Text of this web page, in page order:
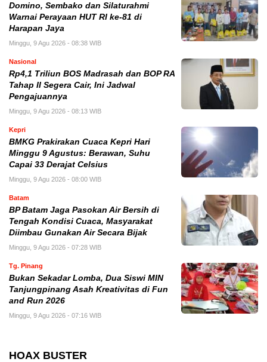
Domino, Sembako dan Silaturahmi
Warnai Perayaan HUT RI ke-81 di
Harapan Jaya
Minggu, 9 Agu 2026 - 08:38 WIB
Nasional
Rp4,1 Triliun BOS Madrasah dan BOP RA
Tahap II Segera Cair, Ini Jadwal
Pengajuannya
Minggu, 9 Agu 2026 - 08:13 WIB
Kepri
BMKG Prakirakan Cuaca Kepri Hari
Minggu 9 Agustus: Berawan, Suhu
Capai 33 Derajat Celsius
Minggu, 9 Agu 2026 - 08:00 WIB
Batam
BP Batam Jaga Pasokan Air Bersih di
Tengah Kondisi Cuaca, Masyarakat
Diimbau Gunakan Air Secara Bijak
Minggu, 9 Agu 2026 - 07:28 WIB
Tg. Pinang
Bukan Sekadar Lomba, Dua Siswi MIN
Tanjungpinang Asah Kreativitas di Fun
and Run 2026
Minggu, 9 Agu 2026 - 07:16 WIB
HOAX BUSTER